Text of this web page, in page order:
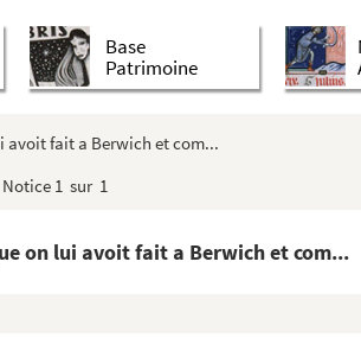
Base
Patrimoine
avoit fait a Berwich et com...
Notice 1 sur 1
on lui avoit fait a Berwich et com...
fist faire au ...
pays. Et des let...
Gastinoys. Et aussi com...
du roy Charles et ...